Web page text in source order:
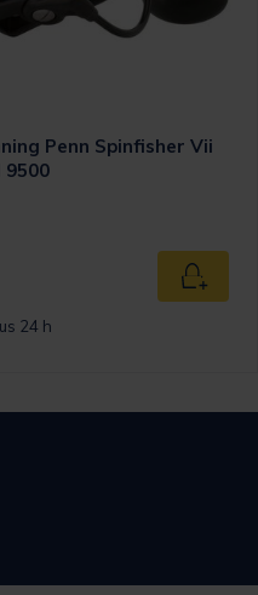
Penn Spinfisher Vii
9500
Ajouter
24 h